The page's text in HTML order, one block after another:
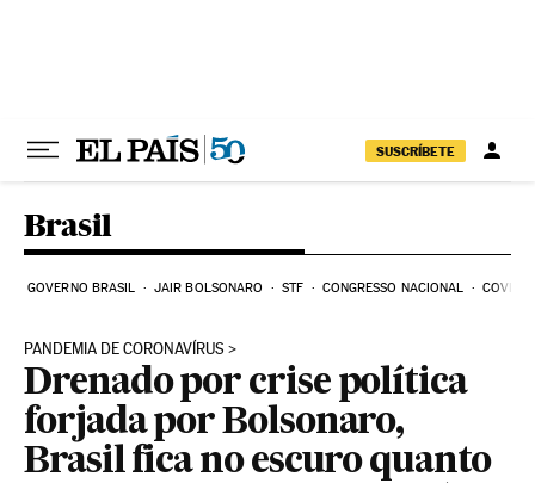
SUSCRÍBETE
Brasil
GOVERNO BRASIL JAIR BOLSONARO STF CONGRESSO NACIONAL COVID-
PANDEMIA DE CORONAVÍRUS
Drenado por crise política
forjada por Bolsonaro,
Brasil fica no escuro quanto